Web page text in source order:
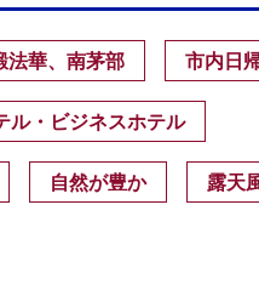
法華、南茅部 市内日
ル・ビジネスホテル
自然が豊か 露天